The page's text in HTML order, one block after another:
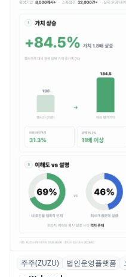
스톡옵션 취소율 2
주주(ZUZU) 법인운영플랫폼